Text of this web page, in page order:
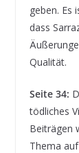
geben. Es
dass
Qualität.
Seite 34:
tödliches
Beiträgen
Thema